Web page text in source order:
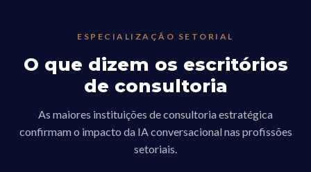
ESPECIALIZAÇÃO SETORIAL
O que dizem os escritórios
de consultoria
As maiores instituições de consultoria estratégica
confirmam o impacto da IA conversacional nas profissões
setoriais.